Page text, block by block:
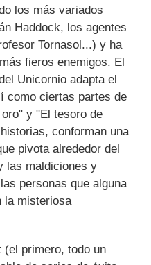
los más variados
Haddock, los agentes
Tornasol...) y ha
fieros enemigos. El
Unicornio adapta el
como ciertas partes de
y "El tesoro de
conforman una
pivota alrededor del
las maldiciones y
personas que alguna
la misteriosa
(el primero, todo un